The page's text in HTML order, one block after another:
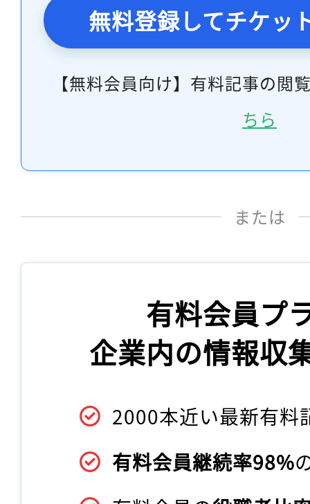
無料登録してチケッ
【無料会員向け】有料記事の閲
ちら
または
有料会員プ
企業内の情報収
2000本近い最新有料
有料会員継続率98%